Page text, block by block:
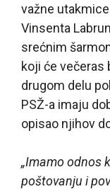
važne
Vinsenta
srećnim
koji će večeras
drugom delu
PSŽ-a imaju
opisao njihov
„Imamo odnos
poštovanju i